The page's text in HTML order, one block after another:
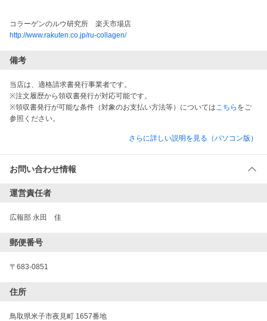
コラーゲンのルウ研究所　楽天市場店
http://www.rakuten.co.jp/ru-collagen/
備考
当店は、適格請求書発行事業者です。
※注文履歴から領収書発行が対応可能です。
※領収書発行が可能な条件（対象のお支払い方法等）については こちら をご
参照ください。
さらに詳しい説明を見る（パソコン版）
お問い合わせ情報
運営責任者
広報部 永田　佳
郵便番号
〒683-0851
住所
鳥取県米子市夜見町 1657番地